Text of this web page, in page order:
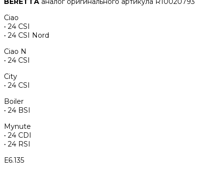
Ciao
• 24 CSI
• 24 CSI Nord
Ciao N
• 24 CSI
City
• 24 CSI
Boiler
• 24 BSI
Mynute
• 24 CDI
• 24 RSI
Е6.135